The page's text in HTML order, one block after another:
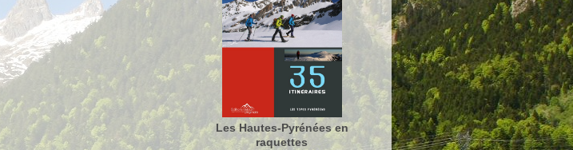
Les Hautes-Pyrénées en
raquettes